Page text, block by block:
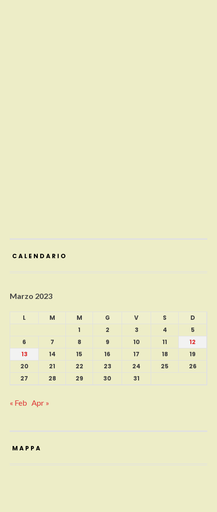
CALENDARIO
Marzo 2023
L M M G V S
D
1
2 3 4
5
6
7 8 9 10 11
12
13
14 15 16 17 18
19
20
21 22 23 24 25
26
27
28 29 30 31
« Feb Apr »
MAPPA